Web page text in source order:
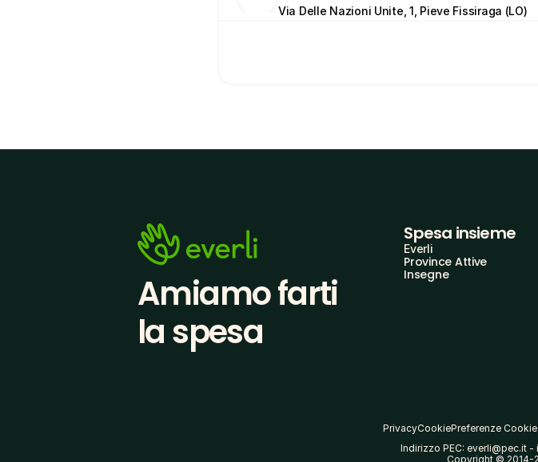
Via Delle Nazioni Unite, 1, Pieve Fissiraga (LO)
Amiamo farti
la spesa
Spesa insieme
Everli
Province Attive
Insegne
PrivacyCookiePreferenze Cookie
Indirizzo PEC: everli@pec.it -
Copyright © 2014-